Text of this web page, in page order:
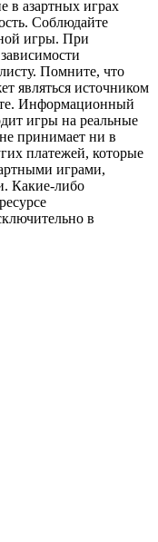
в азартных играх
Соблюдайте
игры. При
Помните, что
являться источником
Информационный
игры на реальные
принимает ни в
платежей, которые
играми,
Какие-либо
в